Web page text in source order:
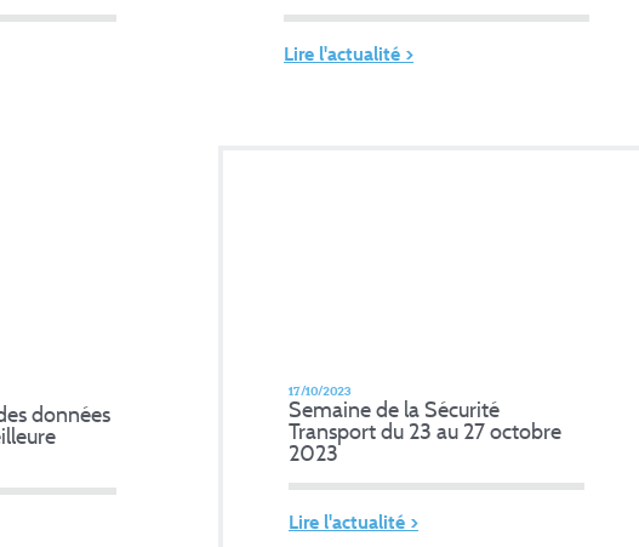
Lire l'actualité >
données
17/10/2023
Semaine de la Sécurité
Transport du 23 au 27 octobre
2023
Lire l'actualité >